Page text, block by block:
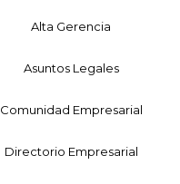
Alta Gerencia
Asuntos Legales
Comunidad Empresarial
Directorio Empresarial